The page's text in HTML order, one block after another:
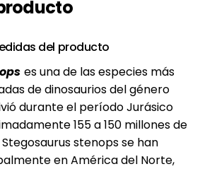
del producto
es una de las especies más
de dinosaurios del género
durante el período Jurásico
155 a 150 millones de
Stegosaurus stenops se han
en América del Norte,